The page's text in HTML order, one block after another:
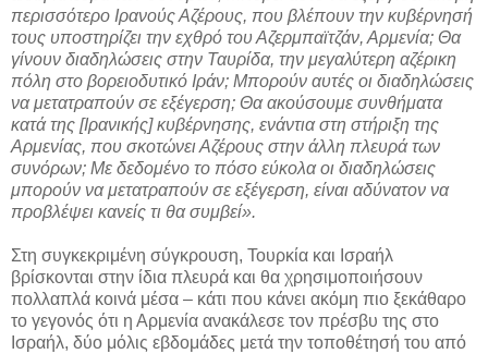
περισσότερο Ιρανούς Αζέρους, που βλέπουν την κυβέρνησή
τους υποστηρίζει την εχθρό του Αζερμπαϊτζάν, Αρμενία; Θα
γίνουν διαδηλώσεις στην Ταυρίδα, την μεγαλύτερη αζέρικη
πόλη στο βορειοδυτικό Ιράν; Μπορούν αυτές οι διαδηλώσεις
να μετατραπούν σε εξέγερση; Θα ακούσουμε συνθήματα
κατά της [Ιρανικής] κυβέρνησης, ενάντια στη στήριξη της
Αρμενίας, που σκοτώνει Αζέρους στην άλλη πλευρά των
συνόρων; Με δεδομένο το πόσο εύκολα οι διαδηλώσεις
μπορούν να μετατραπούν σε εξέγερση, είναι αδύνατον να
προβλέψει κανείς τι θα συμβεί».
Στη συγκεκριμένη σύγκρουση, Τουρκία και Ισραήλ
βρίσκονται στην ίδια πλευρά και θα χρησιμοποιήσουν
πολλαπλά κοινά μέσα – κάτι που κάνει ακόμη πιο ξεκάθαρο
το γεγονός ότι η Αρμενία ανακάλεσε τον πρέσβυ της στο
Ισραήλ, δύο μόλις εβδομάδες μετά την τοποθέτησή του από